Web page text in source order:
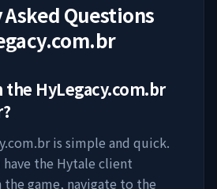
Questions
the HyLegacy.com.br
is simple and quick.
the Hytale client
the game, navigate to the